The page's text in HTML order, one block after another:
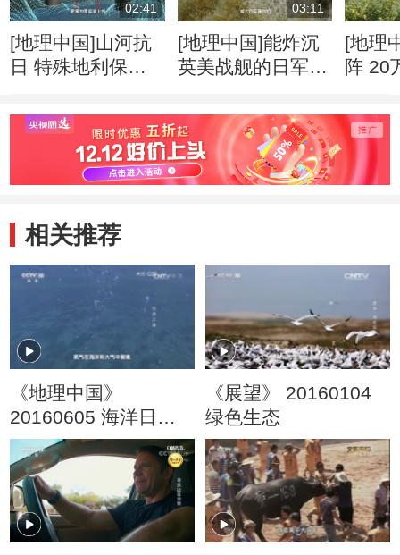
02:41
[地理中国]山河抗
日 特殊地利保护
03:11
[地理中国]能炸沉
英美战舰的日军为
[地理
阵 20
相关推荐
《地理中国》
20160605 海洋日特
别节目·生命之源
《展望》 20160104
绿色生态